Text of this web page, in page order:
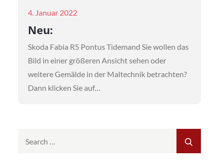
Posted
on
4. Januar 2022
Neu:
Skoda Fabia R5 Pontus Tidemand Sie wollen das
Bild in einer größeren Ansicht sehen oder
weitere Gemälde in der Maltechnik betrachten?
Dann klicken Sie auf…